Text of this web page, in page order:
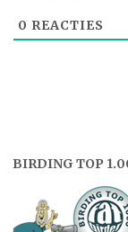
0 REACTIES
BIRDING TOP